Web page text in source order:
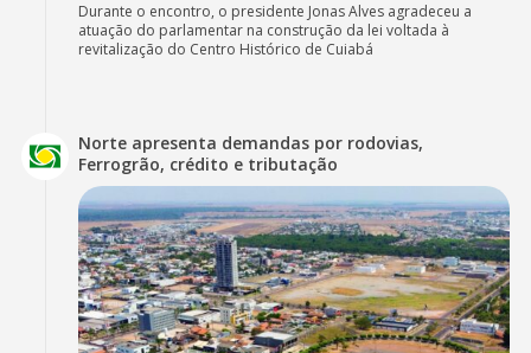
Durante o encontro, o presidente Jonas Alves agradeceu a
atuação do parlamentar na construção da lei voltada à
revitalização do Centro Histórico de Cuiabá
Norte apresenta demandas por rodovias,
Ferrogrão, crédito e tributação